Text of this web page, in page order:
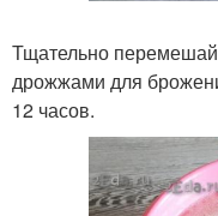
Тщательно
дрожжами для
12 часов.